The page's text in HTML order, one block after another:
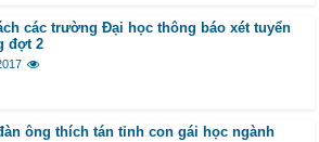
các trường Đại học thông báo xét tuyển
đợt 2
ông thích tán tỉnh con gái học ngành